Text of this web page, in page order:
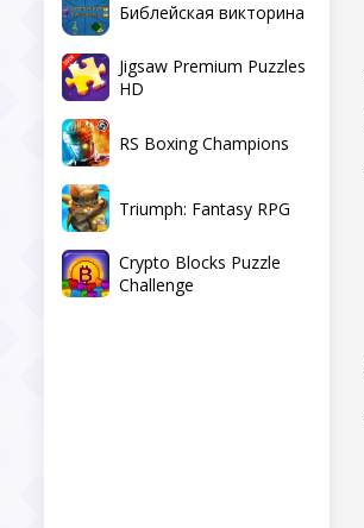
Библейская викторина
Jigsaw Premium Puzzles
HD
RS Boxing Champions
Triumph: Fantasy RPG
Crypto Blocks Puzzle
Challenge